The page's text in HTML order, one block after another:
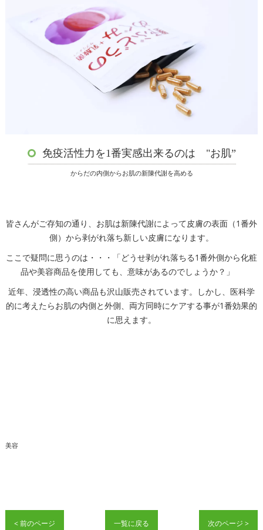
免疫活性力を1番実感出来るのは "お肌”
からだの内側からお肌の新陳代謝を高める
皆さんがご存知の通り、お肌は新陳代謝によって皮膚の表面（1番外
側）から剥がれ落ち新しい皮膚になります。
ここで疑問に思うのは・・・「どうせ剥がれ落ちる1番外側から化粧
品や美容商品を使用しても、意味があるのでしょうか？」
近年、浸透性の高い商品も沢山販売されています。しかし、医科学
的に考えたらお肌の内側と外側、両方同時にケアする事が1番効果的
に思えます。
美容
< 前のページ 一覧に戻る 次のページ >